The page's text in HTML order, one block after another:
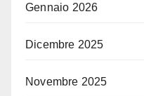
Gennaio 2026
Dicembre 2025
Novembre 2025